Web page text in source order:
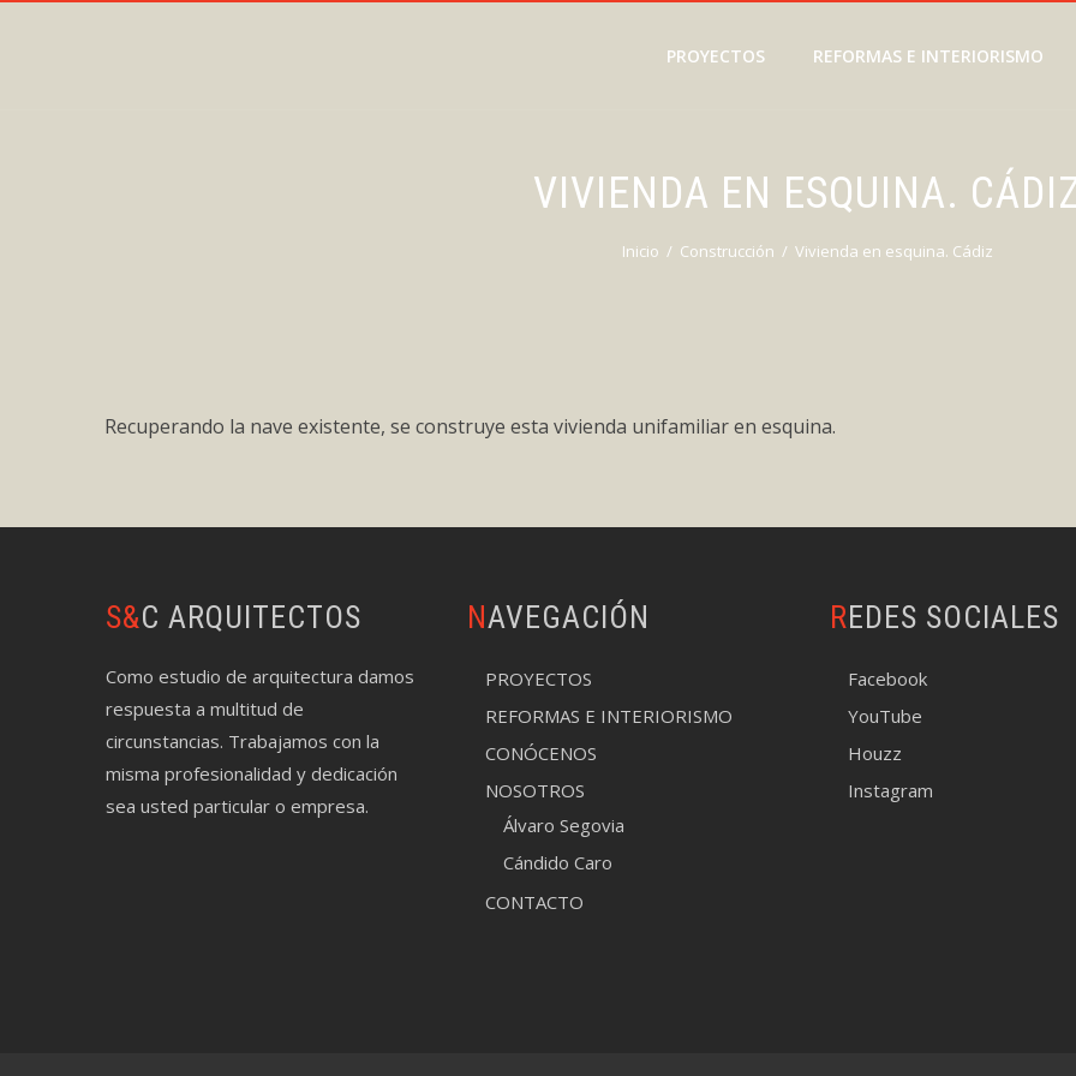
PROYECTOS REFORMAS E INTERIORISMO
VIVIENDA EN ESQUINA.
Inicio Construcción Vivienda en esquina. Cádiz
Recuperando la nave existente, se construye esta vivienda unifamiliar en esquina.
S&C ARQUITECTOS
Como estudio de arquitectura damos
respuesta a multitud de
circunstancias. Trabajamos con la
misma profesionalidad y dedicación
sea usted particular o empresa.
NAVEGACIÓN
PROYECTOS
REFORMAS E INTERIORISMO
CONÓCENOS
NOSOTROS
Álvaro Segovia
Cándido Caro
CONTACTO
REDES SOCIALES
Facebook
YouTube
Houzz
Instagram